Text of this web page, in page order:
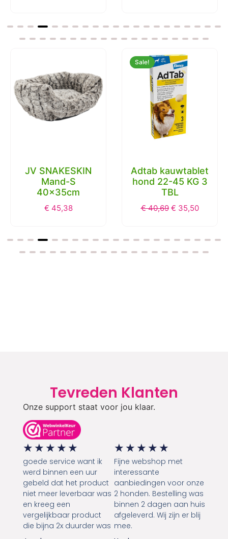
Adtab kauwtablet
hond 22-45 KG 3
TBL
€
Trixie
80X60X27 CM
€77,59
Tevreden Klanten
Onze support staat voor jou klaar.
★ ★ ★ ★ ★
goede service want ik
werd binnen een uur
gebeld dat het product
niet meer leverbaar was
en kreeg een
vergelijkbaar product
die bijna 2x duurder was
★ ★ ★ ★ ★
Fijne webshop met
interessante
aanbiedingen voor onze
2 honden. Bestelling was
binnen 2 dagen aan huis
afgeleverd. Wij zijn er blij